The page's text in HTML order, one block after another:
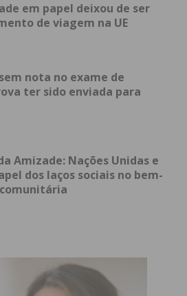
em papel deixou de ser
de viagem na UE
nota no exame de
ter sido enviada para
Amizade: Nações Unidas e
dos laços sociais no bem-